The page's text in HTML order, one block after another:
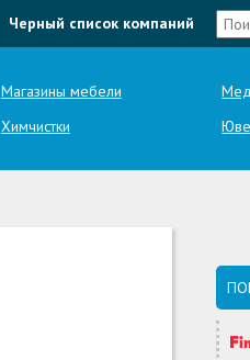
Черный список компаний
Магазины мебели
Химчистки